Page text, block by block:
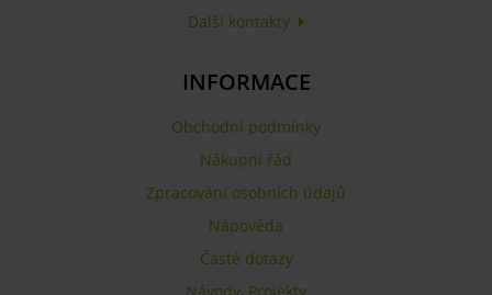
Další kontakty
INFORMACE
Obchodní podmínky
Nákupní řád
Zpracování osobních údajů
Nápověda
Časté dotazy